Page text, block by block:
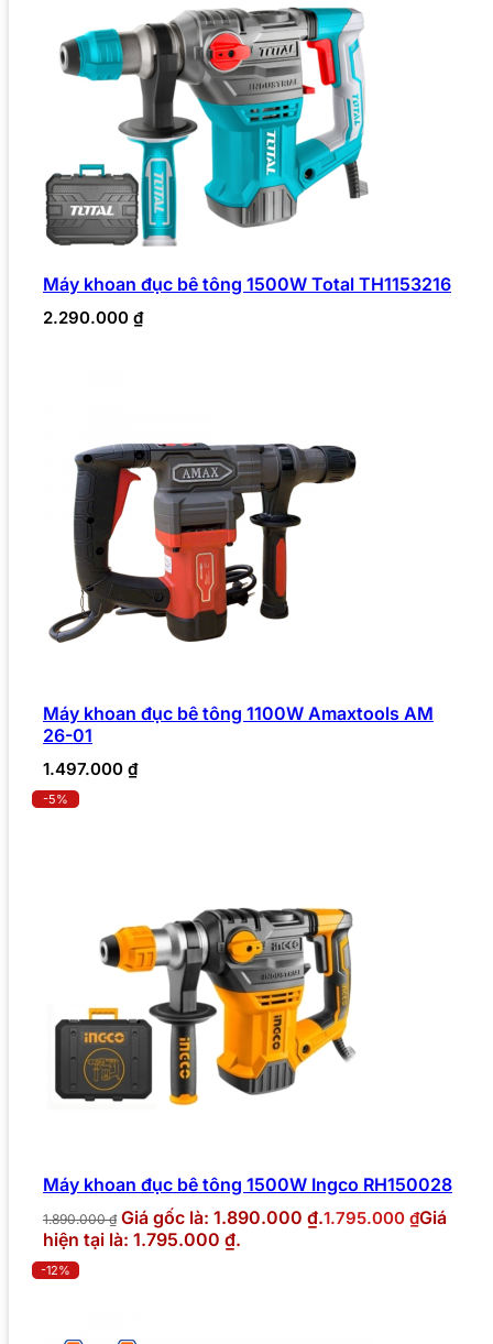
Máy khoan đục bê tông 1500W Total TH1153216
2.290.000 ₫
Máy khoan đục bê tông 1100W Amaxtools AM
26-01
1.497.000 ₫
-5%
Máy khoan đục bê tông 1500W Ingco RH150028
1.890.000₫ Giá gốc là: 1.890.000 ₫.1.795.000 ₫Giá
hiện tại là: 1.795.000 ₫.
-12%